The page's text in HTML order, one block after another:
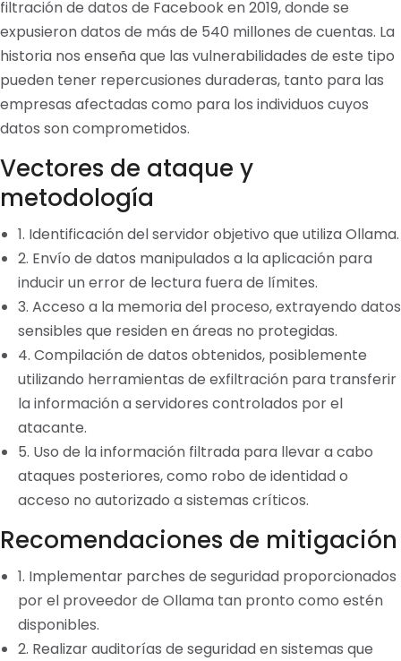
filtración de datos de Facebook en 2019, donde se
expusieron datos de más de 540 millones de cuentas. La
historia nos enseña que las vulnerabilidades de este tipo
pueden tener repercusiones duraderas, tanto para las
empresas afectadas como para los individuos cuyos
datos son comprometidos.
Vectores de ataque y
metodología
1. Identificación del servidor objetivo que utiliza Ollama.
2. Envío de datos manipulados a la aplicación para
inducir un error de lectura fuera de límites.
3. Acceso a la memoria del proceso, extrayendo datos
sensibles que residen en áreas no protegidas.
4. Compilación de datos obtenidos, posiblemente
utilizando herramientas de exfiltración para transferir
la información a servidores controlados por el
atacante.
5. Uso de la información filtrada para llevar a cabo
ataques posteriores, como robo de identidad o
acceso no autorizado a sistemas críticos.
Recomendaciones de mitigación
1. Implementar parches de seguridad proporcionados
por el proveedor de Ollama tan pronto como estén
disponibles.
2. Realizar auditorías de seguridad en sistemas que